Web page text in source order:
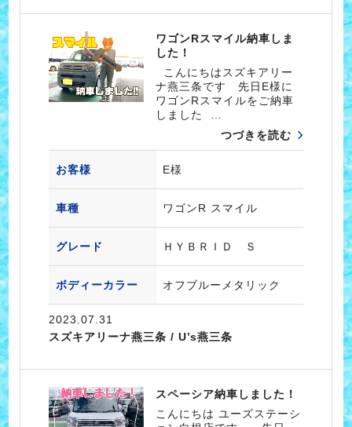
ワゴンRスマイル納車しま
した！
こんにちはスズキアリー
ナ燕三条です 先日E様に
ワゴンRスマイルをご納車
しました …
つづきを読む
お客様 E様
車種 ワゴンR スマイル
グレード ＨＹＢＲＩＤ Ｓ
ボディーカラー オフブルーメタリック
2023.07.31
スズキアリーナ燕三条 / U’s燕三条
スペーシア納車しました！
こんにちは ユーズステーシ